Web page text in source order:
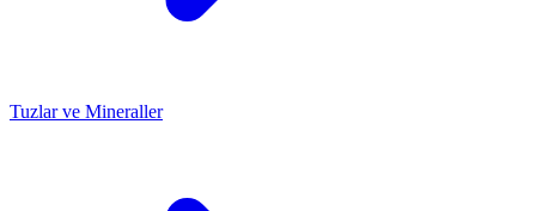
Tuzlar ve Mineraller